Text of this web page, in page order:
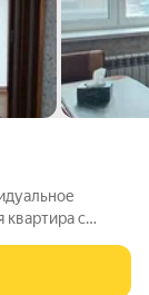
квартира с
шкафом